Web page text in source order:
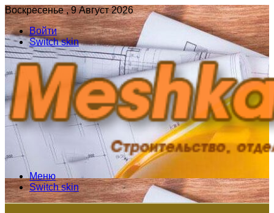
Воскресенье , 9 Август 2026
Войти
Switch skin
Меню
Switch skin